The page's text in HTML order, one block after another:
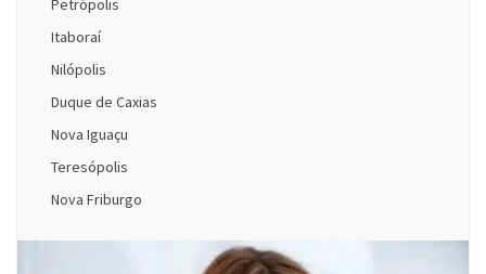
Petrópolis
Itaboraí
Nilópolis
Duque de Caxias
Nova Iguaçu
Teresópolis
Nova Friburgo